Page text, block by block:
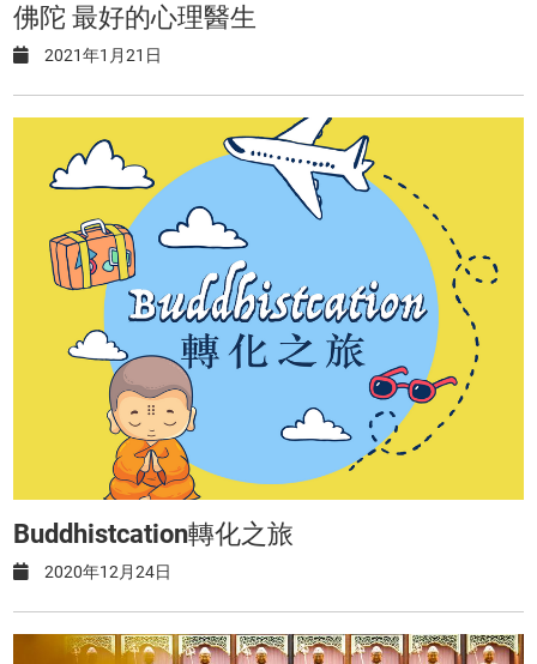
佛陀 最好的心理醫生
2021年1月21日
Buddhistcation轉化之旅
2020年12月24日